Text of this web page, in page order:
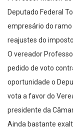
Deputado Federal
empresário do
reajustes do imposto.
O vereador
pedido de voto
oportunidade o
vota a favor do
presidente da
Ainda bastante